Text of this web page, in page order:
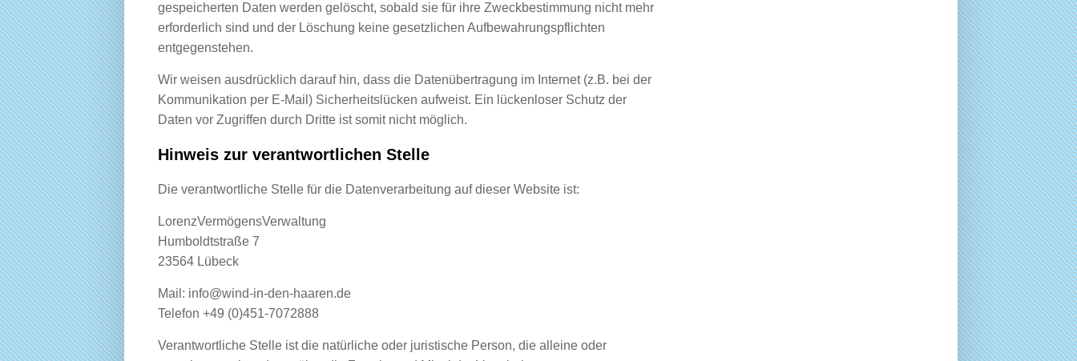
gespeicherten Daten werden gelöscht, sobald sie für ihre Zweckbestimmung nicht mehr
erforderlich sind und der Löschung keine gesetzlichen Aufbewahrungspflichten
entgegenstehen.
Wir weisen ausdrücklich darauf hin, dass die Datenübertragung im Internet (z.B. bei der
Kommunikation per E-Mail) Sicherheitslücken aufweist. Ein lückenloser Schutz der
Daten vor Zugriffen durch Dritte ist somit nicht möglich.
Hinweis zur verantwortlichen Stelle
Die verantwortliche Stelle für die Datenverarbeitung auf dieser Website ist:
LorenzVermögensVerwaltung
Humboldtstraße 7
23564 Lübeck
Mail: info@wind-in-den-haaren.de
Telefon +49 (0)451-7072888
Verantwortliche Stelle ist die natürliche oder juristische Person, die alleine oder